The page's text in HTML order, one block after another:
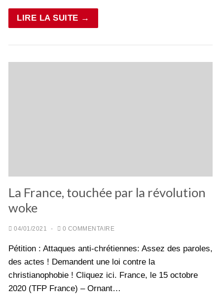
LIRE LA SUITE →
La France, touchée par la révolution
woke
04/01/2021 - 0 COMMENTAIRE
Pétition : Attaques anti-chrétiennes: Assez des paroles,
des actes ! Demandent une loi contre la
christianophobie ! Cliquez ici. France, le 15 octobre
2020 (TFP France) – Ornant…